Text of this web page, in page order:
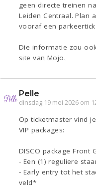
geen directe treinen
Leiden Centraal. Plan
vooraf een
Die informatie zou
site van Mojo.
Pelle
dinsdag 19 mei 2026 om
Op ticketmaster vind
VIP packages:
DISCO package Front
- Een (1) reguliere
- Early entry tot het
veld*